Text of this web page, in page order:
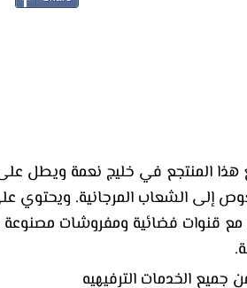
الخدمات الترفيهيه
هذا المنتجع في خليج نعمة ويطل على
إلى الشعاب المرجانية. ويحتوي
غرفه تحتوي على تلفزيونات مع قنوات فضائية ومفروشات